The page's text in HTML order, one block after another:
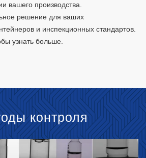
вашего производства.
решение для ваших
и инспекционных стандартов.
узнать больше.
контроля